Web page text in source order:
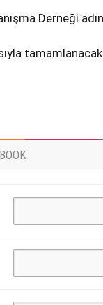
Derneği
tamamlanacak